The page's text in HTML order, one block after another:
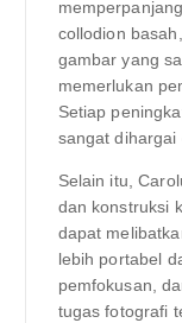
collodion
gambar yang
memerlukan
Setiap
sangat dihargai
Selain itu,
dan konstruksi
dapat
lebih portabel
pemfokusan,
tugas fotografi